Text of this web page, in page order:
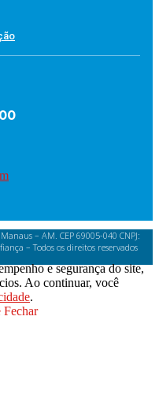
– AM. CEP 69005-040 CNPJ:
– Todos os direitos reservados
e segurança do site,
Ao continuar, você
.
Fechar